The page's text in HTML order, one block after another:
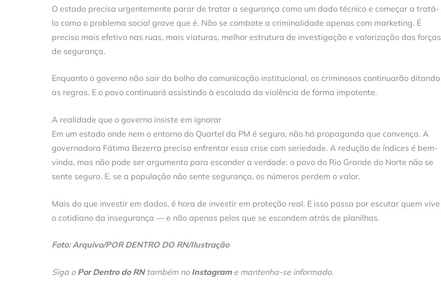
O estado precisa urgentemente parar de tratar a segurança como um dado técnico e começar a tratá-
la como o problema social grave que é. Não se combate a criminalidade apenas com marketing. É
preciso mais efetivo nas ruas, mais viaturas, melhor estrutura de investigação e valorização das forças
de segurança.
Enquanto o governo não sair da bolha da comunicação institucional, os criminosos continuarão ditando
as regras. E o povo continuará assistindo à escalada da violência de forma impotente.
A realidade que o governo insiste em ignorar
Em um estado onde nem o entorno do Quartel da PM é seguro, não há propaganda que convença. A
governadora Fátima Bezerra precisa enfrentar essa crise com seriedade. A redução de índices é bem-
vinda, mas não pode ser argumento para esconder a verdade: o povo do Rio Grande do Norte não se
sente seguro. E, se a população não sente segurança, os números perdem o valor.
Mais do que investir em dados, é hora de investir em proteção real. E isso passa por escutar quem vive
o cotidiano da insegurança — e não apenas pelos que se escondem atrás de planilhas.
Foto: Arquivo/POR DENTRO DO RN/Ilustração
Siga o Por Dentro do RNtambém no Instagrame mantenha-se informado.